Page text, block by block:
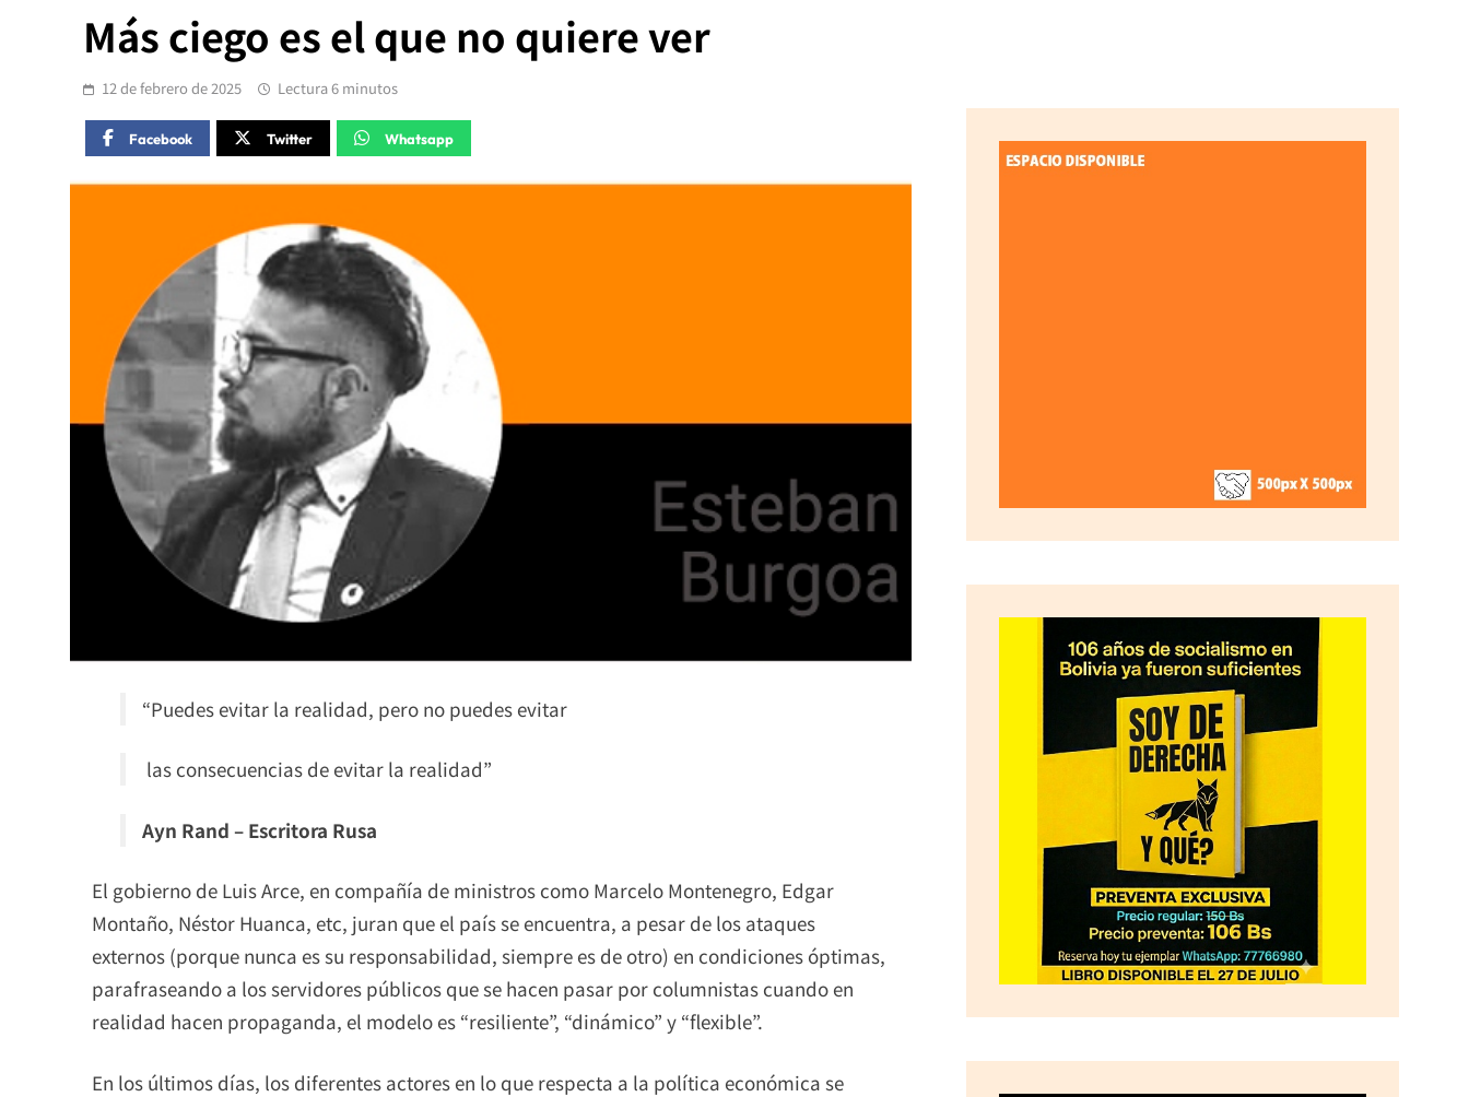
Más ciego es el que no quiere ver
12 de febrero de 2025 Lectura 6 minutos
Facebook Twitter Whatsapp
“Puedes evitar la realidad, pero no puedes evitar
las consecuencias de evitar la realidad”
Ayn Rand – Escritora Rusa
El gobierno de Luis Arce, en compañía de ministros como Marcelo Montenegro, Edgar
Montaño, Néstor Huanca, etc, juran que el país se encuentra, a pesar de los ataques
externos (porque nunca es su responsabilidad, siempre es de otro) en condiciones óptimas,
parafraseando a los servidores públicos que se hacen pasar por columnistas cuando en
realidad hacen propaganda, el modelo es “resiliente”, “dinámico” y “flexible”.
En los últimos días, los diferentes actores en lo que respecta a la política económica se